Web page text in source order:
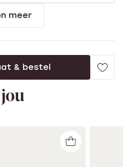
meer
& bestel